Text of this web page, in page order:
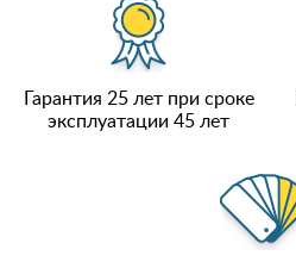
Гарантия 25 лет при сроке
эксплуатации 45 лет